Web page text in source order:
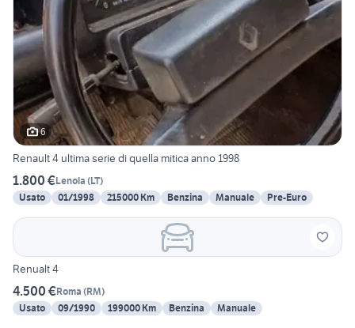
6
Renault 4 ultima serie di quella mitica anno 1998
1.800 €Lenola (LT)
Usato
01/1998 215000 Km Benzina Manuale Pre-Euro
Renualt 4
4.500 €Roma (RM)
Usato
09/1990 199000 Km Benzina Manuale